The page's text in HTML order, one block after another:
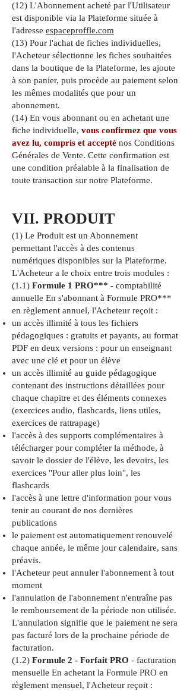
(12) L'Abonnement acheté par l'Utilisateur
est disponible via la Plateforme située à
l'adresse espaceproffle.com
(13) Pour l'achat de fiches individuelles,
l'Acheteur sélectionne les fiches souhaitées
dans la boutique de la Plateforme, les ajoute
à son panier, puis procède au paiement selon
les mêmes modalités que pour un
abonnement.
(14) En vous abonnant ou en achetant une
fiche individuelle, vous confirmez que vous
avez lu, compris et accepté nos Conditions
Générales de Vente. Cette confirmation est
une condition préalable à la finalisation de
toute transaction sur notre Plateforme.
VII. PRODUIT
(1) Le Produit est un Abonnement
permettant l'accès à des contenus
numériques disponibles sur la Plateforme.
L'Acheteur a le choix entre trois modules :
(1.1) Formule 1 PRO*** - comptabilité
annuelle En s'abonnant à Formule PRO***
en règlement annuel, l'Acheteur reçoit :
un accès illimité à tous les fichiers
pédagogiques : gratuits et payants, au format
PDF en deux versions : pour un enseignant
avec une clé et pour un élève
un accès illimité au guide pédagogique
contenant des instructions détaillées pour
chaque chapitre et des éléments connexes
(exercices audio, flashcards, liens utiles,
exercices de rattrapage)
l'accès à des supports complémentaires à
télécharger pour compléter la méthode, à
savoir le dossier de l'élève, les devoirs, les
exercices "Pour aller plus loin", les
flashcards
l'accès à une lettre d'information pour vous
tenir au courant de nos dernières
publications
le paiement est automatiquement renouvelé
chaque année, le même jour calendaire, sans
préavis.
l'Acheteur peut annuler l'abonnement à tout
moment
l'annulation de l'abonnement n'entraîne pas
le remboursement de la période non utilisée.
L'annulation signifie que le paiement ne sera
pas facturé lors de la prochaine période de
facturation.
(1.2) Formule 2 - Forfait PRO - facturation
mensuelle En achetant la Formule PRO en
règlement mensuel, l'Acheteur reçoit :